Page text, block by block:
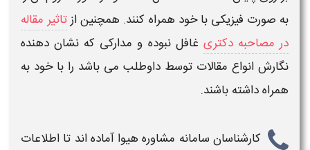
به صورت فیزیکی با خود همراه کنند. همچنین ازتاثیر مقاله
در مصاحبه دکتری غافل نبوده و مدارکی که نشان دهنده
نگارش انواع مقالات توسط داوطلب می باشد را با خود به
همراه داشته باشند.
کارشناسان سامانه مشاوره هیوا آماده اند تا اطلاعات